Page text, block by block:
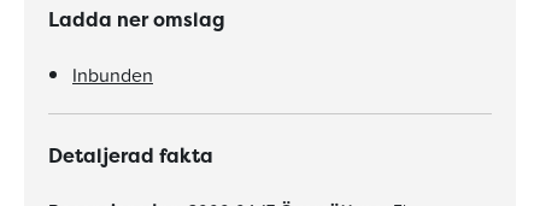
Ladda ner omslag
Inbunden
Detaljerad fakta